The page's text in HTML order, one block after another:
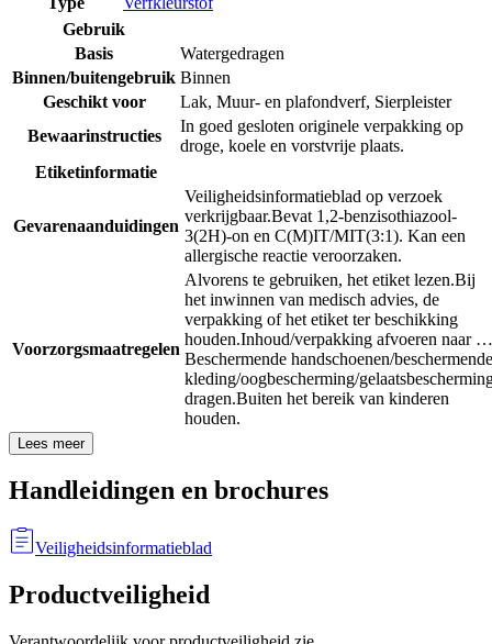
Gebruik
Basis
Watergedragen
Binnen/buitengebruik Binnen
Geschikt voor
Lak, Muur- en plafondverf, Sierpleister
Bewaarinstructies
In goed gesloten originele verpakking op
droge, koele en vorstvrije plaats.
Etiketinformatie
Gevarenaanduidingen
Veiligheidsinformatieblad op verzoek
verkrijgbaar.Bevat 1,2-benzisothiazool-
3(2H)-on en C(M)IT/MIT(3:1). Kan een
allergische reactie veroorzaken.
Voorzorgsmaatregelen
Alvorens te gebruiken, het etiket lezen.Bij
het inwinnen van medisch advies, de
verpakking of het etiket ter beschikking
houden.Inhoud/verpakking afvoeren naar …
Beschermende handschoenen/beschermende
kleding/oogbescherming/
dragen.Buiten het bereik van kinderen
houden.
Lees meer
Handleidingen en brochures
Veiligheidsinformatieblad
Productveiligheid